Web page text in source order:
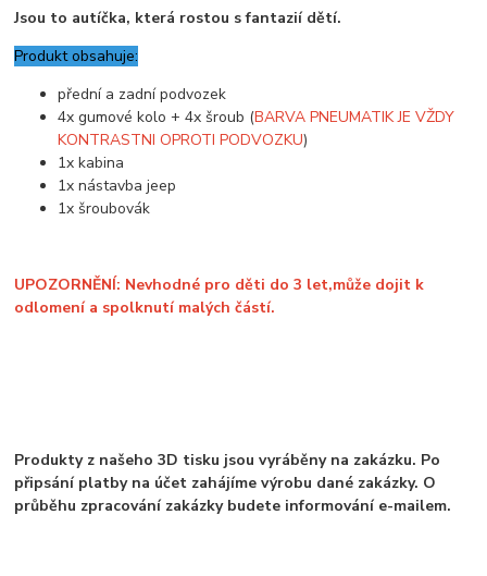
Jsou to autíčka, která rostou s fantazií dětí.
Produkt obsahuje:
přední a zadní podvozek
4x gumové kolo + 4x šroub (BARVA PNEUMATIK JE VŽDY
KONTRASTNI OPROTI PODVOZKU)
1x kabina
1x nástavba jeep
1x šroubovák
UPOZORNĚNÍ: Nevhodné pro děti do 3 let,může dojit k
odlomení a spolknutí malých částí.
Produkty z našeho 3D tisku jsou vyráběny na zakázku. Po
připsání platby na účet zahájíme výrobu dané zakázky. O
průběhu zpracování zakázky budete informování e-mailem.